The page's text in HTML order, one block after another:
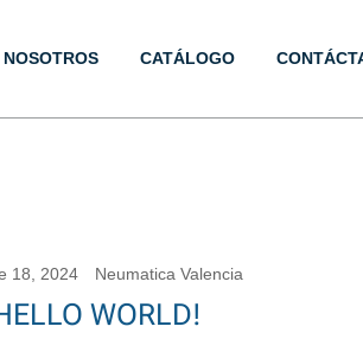
CATÁLOGO
18, 2024 Neumatica Valencia
WORLD!